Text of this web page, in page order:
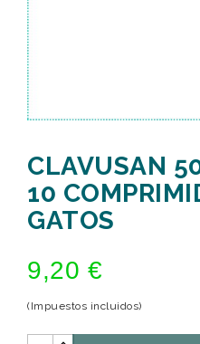
CLAVUSAN
10
GATOS
9,20 €
(Impuestos incluidos)